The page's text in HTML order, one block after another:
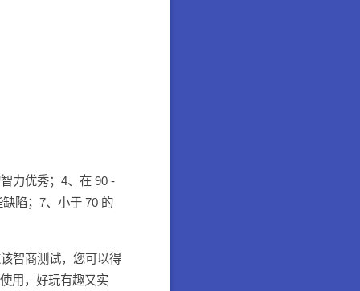
力优秀；4、在 90 -
陷；7、小于 70 的
智商测试，您可以得
用，好玩有趣又实